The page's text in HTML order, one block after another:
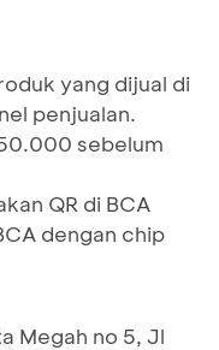
yang dijual di
penjualan.
sebelum
QR di BCA
dengan chip
Megah no 5, Jl